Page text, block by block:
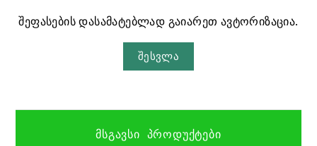
შეფასების დასამატებლად გაიარეთ ავტორიზაცია.
შესვლა
ᲛᲡᲒᲐᲕᲡᲘ ᲞᲠᲝᲓᲣᲥᲢᲔᲑᲘ